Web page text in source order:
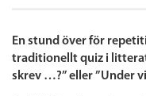
En stund över för
traditionellt quiz i
skrev …?” eller ”Under